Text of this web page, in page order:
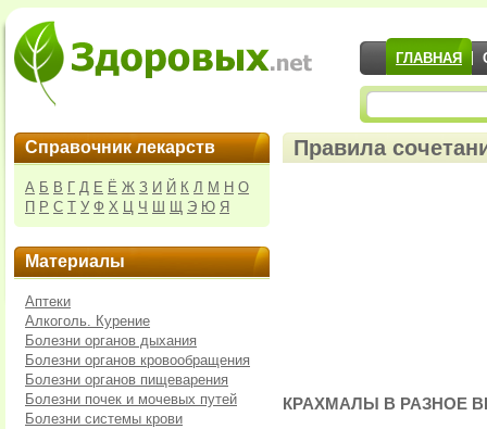
ГЛАВНАЯ
Справочник лекарств
А Б В Г Д Е Ё Ж З И Й К Л М Н О
П Р С Т У Ф Х Ц Ч Ш Щ Э Ю Я
Материалы
Аптеки
Алкоголь. Курение
Болезни органов дыхания
Болезни органов кровообращения
Болезни органов пищеварения
Болезни почек и мочевых путей
Болезни системы крови
Правила
КРАХМАЛЫ В РАЗНОЕ